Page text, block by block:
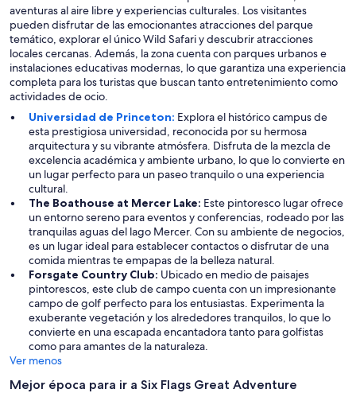
aventuras al aire libre y experiencias culturales. Los visitantes
pueden disfrutar de las emocionantes atracciones del parque
temático, explorar el único Wild Safari y descubrir atracciones
locales cercanas. Además, la zona cuenta con parques urbanos e
instalaciones educativas modernas, lo que garantiza una experiencia
completa para los turistas que buscan tanto entretenimiento como
actividades de ocio.
Universidad de Princeton: Explora el histórico campus de
esta prestigiosa universidad, reconocida por su hermosa
arquitectura y su vibrante atmósfera. Disfruta de la mezcla de
excelencia académica y ambiente urbano, lo que lo convierte en
un lugar perfecto para un paseo tranquilo o una experiencia
cultural.
The Boathouse at Mercer Lake: Este pintoresco lugar ofrece
un entorno sereno para eventos y conferencias, rodeado por las
tranquilas aguas del lago Mercer. Con su ambiente de negocios,
es un lugar ideal para establecer contactos o disfrutar de una
comida mientras te empapas de la belleza natural.
Forsgate Country Club: Ubicado en medio de paisajes
pintorescos, este club de campo cuenta con un impresionante
campo de golf perfecto para los entusiastas. Experimenta la
exuberante vegetación y los alrededores tranquilos, lo que lo
convierte en una escapada encantadora tanto para golfistas
como para amantes de la naturaleza.
Ver menos
Mejor época para ir a Six Flags Great Adventure